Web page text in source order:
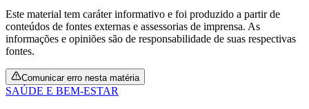
Este material tem caráter informativo e foi produzido a partir de
conteúdos de fontes externas e assessorias de imprensa. As
informações e opiniões são de responsabilidade de suas respectivas
fontes.
Comunicar erro nesta matéria
SAÚDE E BEM-ESTAR